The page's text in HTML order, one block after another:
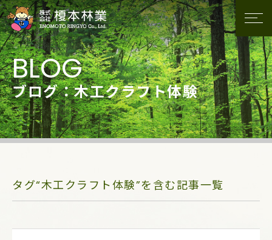
ブログ：木工クラフト体験
タグ“木工クラフト体験”を含む記事一覧